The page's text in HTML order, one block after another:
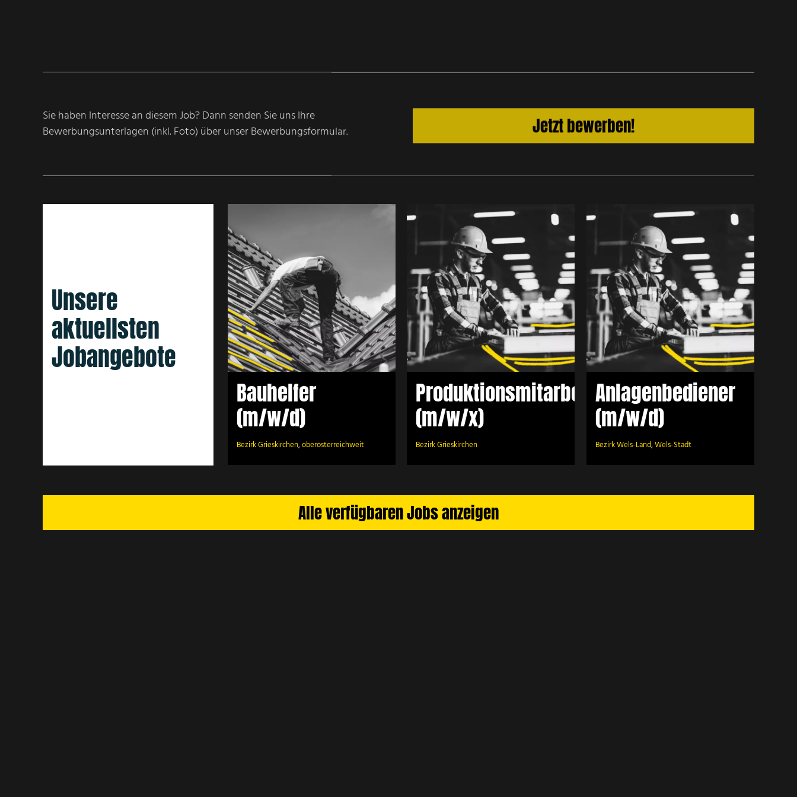
Unsere
aktuellsten
Jobangebote
Bauhelfer (m/w/d)
Bauhelfer
(m/w/d)
Bezirk Grieskirchen,oberösterreichweit
Produktionsmitarbeiter
(m/w/x)
Produktionsmitarbeiter
(m/w/x)
Bezirk Grieskirchen
Anlagenbediener
(m/w/d)
Anlagenbediener
(m/w/d)
Bezirk Wels-Land,Wels-Stadt
Alle verfügbaren Jobs anzeigen